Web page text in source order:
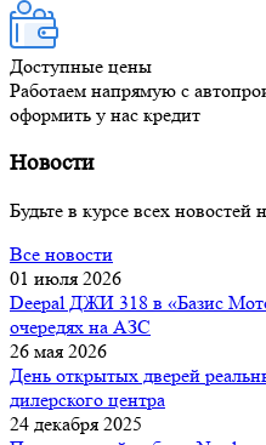
Доступные цены
Работаем напрямую с
оформить у нас кредит
Новости
Будьте в курсе всех новостей
Все новости
01 июля 2026
Deepal ДЖИ 318 в «Базис
очередях на АЗС
26 мая 2026
День открытых дверей
дилерского центра
24 декабря 2025